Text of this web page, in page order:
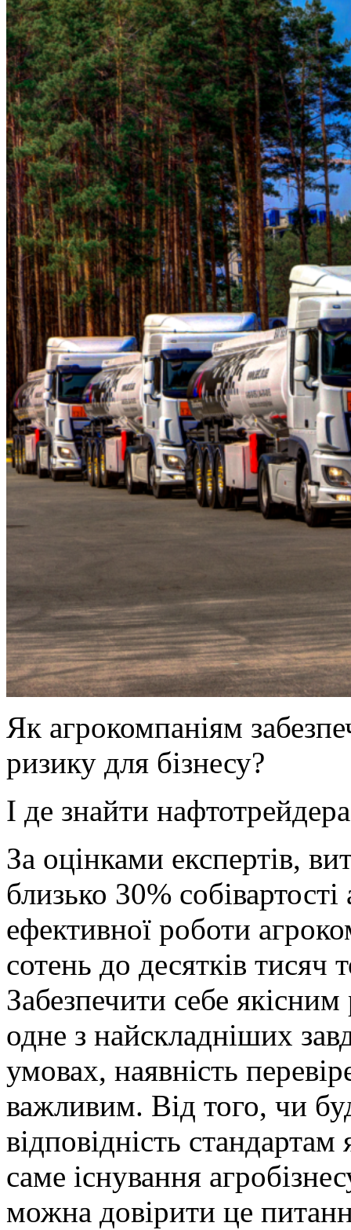
Як агрокомпаніям
ризику для бізнесу?
І де знайти
За оцінками експертів,
близько 30%
ефективної роботи
сотень до десятків тисяч
Забезпечити себе
одне з найскладніших
умовах, наявність
важливим. Від того, чи
відповідність стандартам
саме існування
можна довірити це